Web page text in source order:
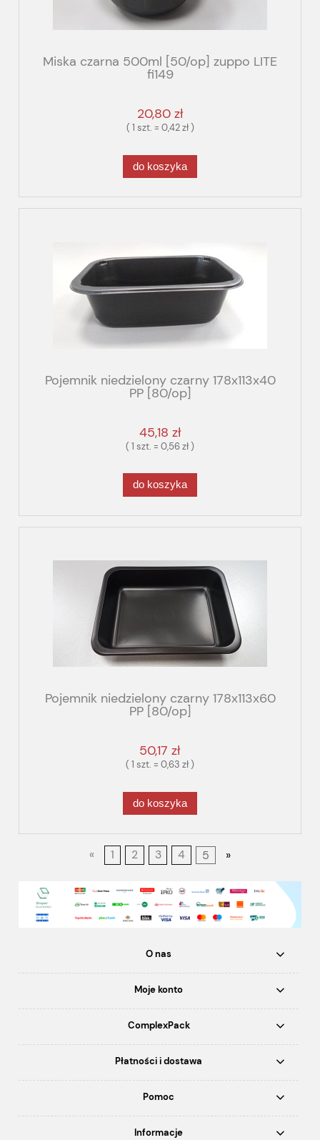
Miska czarna 500ml [50/op] zuppo LITE
fi149
20,80 zł
( 1 szt. = 0,42 zł )
do koszyka
Pojemnik niedzielony czarny 178x113x40
PP [80/op]
45,18 zł
( 1 szt. = 0,56 zł )
do koszyka
Pojemnik niedzielony czarny 178x113x60
PP [80/op]
50,17 zł
( 1 szt. = 0,63 zł )
do koszyka
« 1 2 3 4 5 »
O nas
Moje konto
ComplexPack
Płatności i dostawa
Pomoc
Informacje